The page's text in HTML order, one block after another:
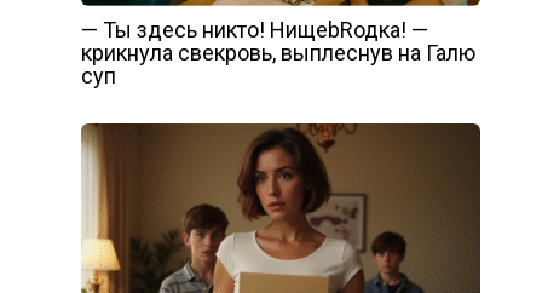
— Ты здесь никто! НищеbRодка! —
крикнула свекровь, выплеснув на Галю
суп